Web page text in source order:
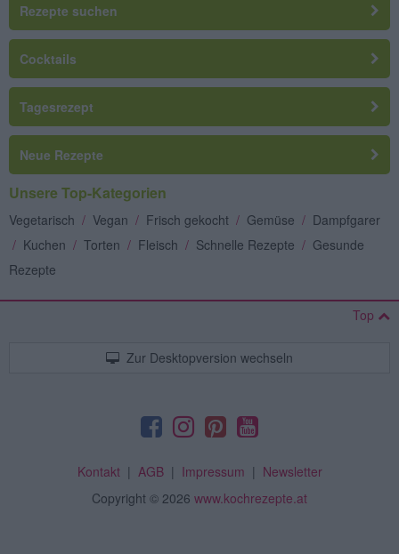
Rezepte suchen
Cocktails
Tagesrezept
Neue Rezepte
Unsere Top-Kategorien
Vegetarisch / Vegan / Frisch gekocht / Gemüse / Dampfgarer
/ Kuchen / Torten / Fleisch / Schnelle Rezepte / Gesunde
Rezepte
Top
Zur Desktopversion wechseln
Kontakt| AGB| Impressum | Newsletter
Copyright © 2026 www.kochrezepte.at